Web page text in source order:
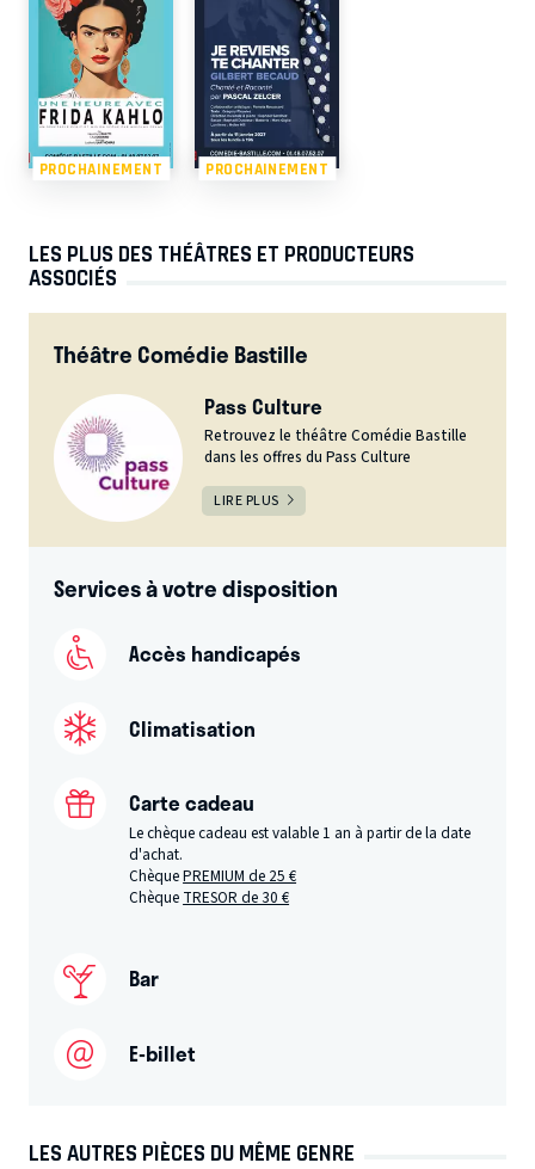
PROCHAINEMENT PROCHAINEMENT
LES PLUS DES THÉÂTRES ET PRODUCTEURS
ASSOCIÉS
Théâtre Comédie Bastille
Pass Culture
Retrouvez le théâtre Comédie Bastille
dans les offres du Pass Culture
LIRE PLUS
Services à votre disposition
Accès handicapés
Climatisation
Carte cadeau
Le chèque cadeau est valable 1 an à partir de la date
d'achat.
ChèquePREMIUM de 25 €
Chèque TRESOR de 30 €
Bar
E-billet
LES AUTRES PIÈCES DU MÊME GENRE